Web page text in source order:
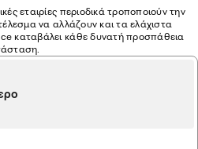
εταιρίες περιοδικά τροποποιούν την
να αλλάζουν και τα ελάχιστα
καταβάλει κάθε δυνατή προσπάθεια